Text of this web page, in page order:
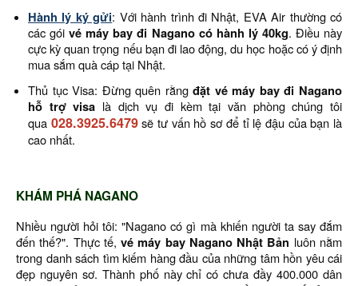
Hành lý ký gửi: Với hành trình đi Nhật, EVA Air thường có
các góivé máy bay đi Nagano có hành lý 40kg. Điều này
cực kỳ quan trọng nếu bạn đi lao động, du học hoặc có ý định
mua sắm quà cáp tại Nhật.
Thủ tục Visa: Đừng quên rằngđặt vé máy bay đi Nagano
hỗ trợ visa là dịch vụ đi kèm tại văn phòng chúng tôi
qua 028.3925.6479sẽ tư vấn hồ sơ để tỉ lệ đậu của bạn là
cao nhất.
KHÁM PHÁ NAGANO
Nhiều người hỏi tôi: "Nagano có gì mà khiến người ta say đắm
đến thế?". Thực tế,vé máy bay Nagano Nhật Bản luôn nằm
trong danh sách tìm kiếm hàng đầu của những tâm hồn yêu cái
đẹp nguyên sơ. Thành phố này chỉ có chưa đầy 400.000 dân